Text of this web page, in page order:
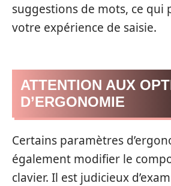
suggestions de mots, ce qui
votre expérience de saisie.
ATTENTION AUX
D’ERGONOMIE
Certains paramètres
également modifier le
clavier. Il est judicieux